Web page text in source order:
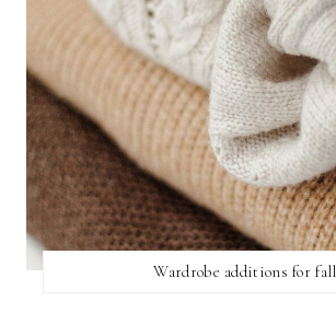
Wardrobe additions for fall